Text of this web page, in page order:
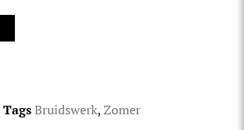
TagsBruidswerk,Zomer